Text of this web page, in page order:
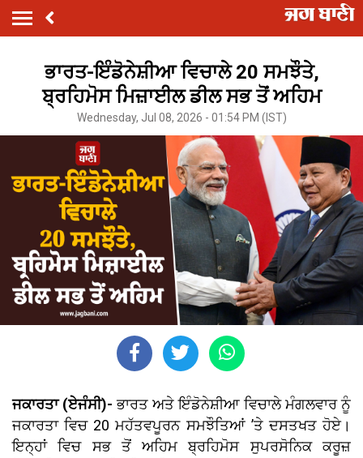
ਭਾਰਤ-ਇੰਡੋਨੇਸ਼ੀਆ ਵਿਚਾਲੇ 20 ਸਮਝੌਤੇ,
ਬ੍ਰਹਿਮੋਸ ਮਿਜ਼ਾਈਲ ਡੀਲ ਸਭ ਤੋਂ ਅਹਿਮ
Wednesday, Jul 08, 2026 - 01:54 PM (IST)
ਜਕਾਰਤਾ (ਏਜੰਸੀ)-ਭਾਰਤ ਅਤੇ ਇੰਡੋਨੇਸ਼ੀਆ ਵਿਚਾਲੇ ਮੰਗਲਵਾਰ ਨੂੰ
ਜਕਾਰਤਾ ਵਿਚ 20 ਮਹੱਤਵਪੂਰਨ ਸਮਝੌਤਿਆਂ ’ਤੇ ਦਸਤਖਤ ਹੋਏ।
ਇਨ੍ਹਾਂ ਵਿਚ ਸਭ ਤੋਂ ਅਹਿਮ ਬ੍ਰਹਿਮੋਸ ਸੁਪਰਸੋਨਿਕ ਕਰੂਜ਼